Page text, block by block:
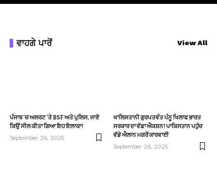
ਵਾਹਗੇ ਪਾਰੋਂ View All
ਪੰਜਾਬ ‘ਚ ਅਲਰਟ ‘ਤੇ BSF ਅਤੇ ਪੁਲਿਸ, ਜਾਣੋ
ਕਿਉਂ ਸੀਲ ਕੀਤਾ ਗਿਆ ਇਹ ਇਲਾਕਾ!
September 26, 2025
ਖਾਲਿਸਤਾਨੀ ਗੁਰਪਤਵੰਤ ਪੰਨੂ ਖਿਲਾਫ ਭਾਰਤ
ਸਰਕਾਰ ਦਾ ਵੱਡਾ ਐਕਸ਼ਨ! ਪਾਕਿਸਤਾਨ ਪਹੁੰਚ
ਵੱਡੇ ਐਲਾਨ ਮਗਰੋਂ ਕਾਰਵਾਈ
September 26, 2025